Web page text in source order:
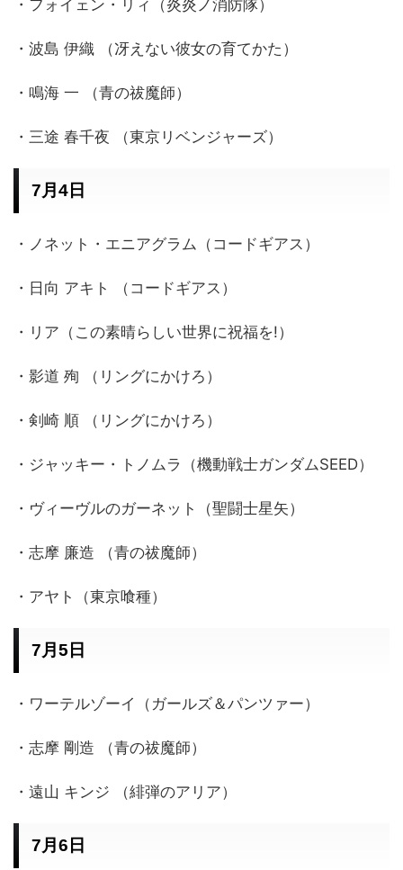
・フォイェン・リィ（炎炎ノ消防隊）
・波島 伊織 （冴えない彼女の育てかた）
・鳴海 一 （青の祓魔師）
・三途 春千夜 （東京リベンジャーズ）
7月4日
・ノネット・エニアグラム（コードギアス）
・日向 アキト （コードギアス）
・リア（この素晴らしい世界に祝福を!）
・影道 殉 （リングにかけろ）
・剣崎 順 （リングにかけろ）
・ジャッキー・トノムラ（機動戦士ガンダムSEED）
・ヴィーヴルのガーネット（聖闘士星矢）
・志摩 廉造 （青の祓魔師）
・アヤト（東京喰種）
7月5日
・ワーテルゾーイ（ガールズ＆パンツァー）
・志摩 剛造 （青の祓魔師）
・遠山 キンジ （緋弾のアリア）
7月6日